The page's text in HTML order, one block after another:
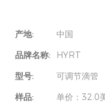
产地:
中国
品牌名称:
HYRT
型号:
可调节滴管
样品:
单价：32.0